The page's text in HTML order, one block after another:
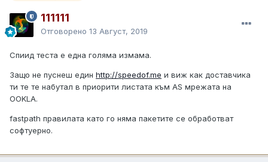
111111
Отговорено 13 Август, 2019
Спиид теста е една голяма измама.
Защо не пуснеш един http://speedof.me и виж как доставчика
ти те те набутал в приорити листата към AS мрежата на
OOKLA.
fastpath правилата като го няма пакетите се обработват
софтуерно.